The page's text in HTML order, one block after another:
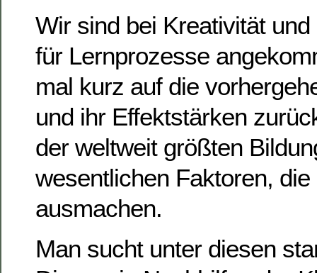
Wir sind bei Kreativität
für Lernprozesse
mal kurz auf die
und ihr Effektstärken
der weltweit größten
wesentlichen Faktoren,
ausmachen.
Man sucht unter diesen